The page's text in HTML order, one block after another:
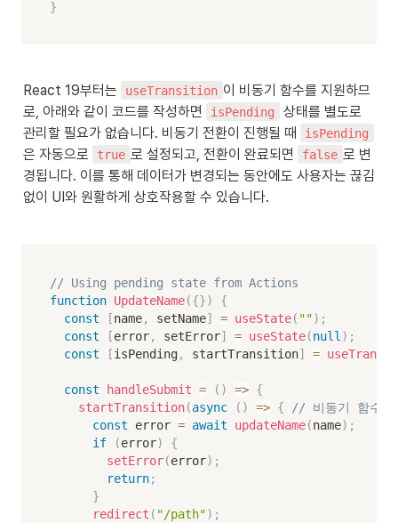
}
React 19부터는 useTransition 이 비동기 함수를 지원하므
로, 아래와 같이 코드를 작성하면
isPending
상태를 별도로
관리할 필요가 없습니다. 비동기 전환이 진행될 때
isPending
은 자동으로 true 로 설정되고, 전환이 완료되면 false 로 변
경됩니다. 이를 통해 데이터가 변경되는 동안에도 사용자는 끊김
없이 UI와 원활하게 상호작용할 수 있습니다.
// Using pending state from Actions
function UpdateName({})
{
const
[name, setName] = useState( "") ;
const
[error, setError] = useState(null ) ;
const
[isPending, startTransition] =
const handleSubmit = ( ) => {
startTransition(async ( ) => {
// 비동기 함수
const error = await updateName(name) ;
if
(error)
{
setError(error) ;
return;
}
redirect ( "/path") ;